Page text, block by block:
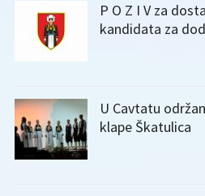
P O Z I V za
kandidata za
U Cavtatu
klape Škatulica